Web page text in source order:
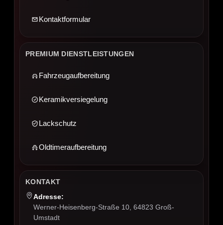
Kontaktformular
PREMIUM DIENSTLEISTUNGEN
Fahrzeugaufbereitung
Keramikversiegelung
Lackschutz
Oldtimeraufbereitung
KONTAKT
Adresse:
Werner-Heisenberg-Straße 10, 64823 Groß-
Umstadt